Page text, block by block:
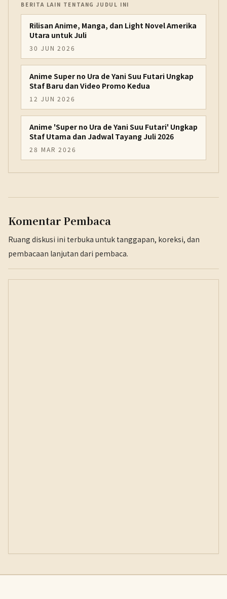
BERITA LAIN TENTANG JUDUL INI
Rilisan Anime, Manga, dan Light Novel Amerika
Utara untuk Juli
30 JUN 2026
Anime Super no Ura de Yani Suu Futari Ungkap
Staf Baru dan Video Promo Kedua
12 JUN 2026
Anime 'Super no Ura de Yani Suu Futari' Ungkap
Staf Utama dan Jadwal Tayang Juli 2026
28 MAR 2026
Komentar Pembaca
Ruang diskusi ini terbuka untuk tanggapan, koreksi, dan
pembacaan lanjutan dari pembaca.